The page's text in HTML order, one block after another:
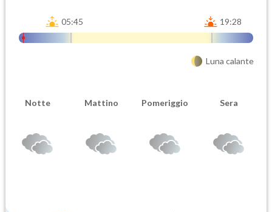
05:45 19:28
Luna calante
Notte Mattino Pomeriggio Sera